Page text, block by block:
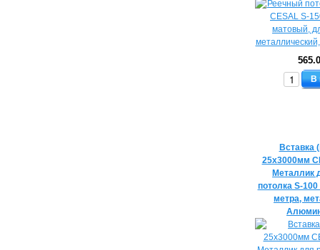
В
Вставка
25х3000мм
Металлик
потолка S-
метра,